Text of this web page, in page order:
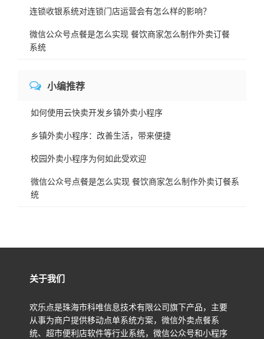
连锁收银系统对连锁门店运营会有怎么样的影响？
微信公众号点餐是怎么实现 餐饮商家怎么制作外卖订餐
系统
小编推荐
如何使用云快卖开发乡镇外卖小程序
乡镇外卖小程序：改善生活，带来便捷
校园外卖小程序为何如此受欢迎
微信公众号点餐是怎么实现 餐饮商家怎么制作外卖订餐系
统
关于我们
欢乐点是珠海市科唯信息技术有限公司旗下产品，主要
从事为商户提供移动点单系统方案，微信外卖点餐系
统、超市便利店软件等行业系统，微信公众号和小程序